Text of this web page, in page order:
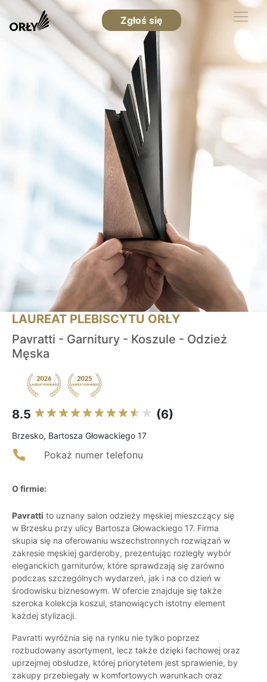
Zgłoś się
LAUREAT PLEBISCYTU ORŁY
Pavratti - Garnitury - Koszule - Odzież
Męska
8.5 (6)
Brzesko, Bartosza Głowackiego 17
Pokaż numer telefonu
O firmie:
Pavratti to uznany salon odzieży męskiej mieszczący się
w Brzesku przy ulicy Bartosza Głowackiego 17. Firma
skupia się na oferowaniu wszechstronnych rozwiązań w
zakresie męskiej garderoby, prezentując rozległy wybór
eleganckich garniturów, które sprawdzają się zarówno
podczas szczególnych wydarzeń, jak i na co dzień w
środowisku biznesowym. W ofercie znajduje się także
szeroka kolekcja koszul, stanowiących istotny element
każdej stylizacji.
Pavratti wyróżnia się na rynku nie tylko poprzez
rozbudowany asortyment, lecz także dzięki fachowej oraz
uprzejmej obsłudze, której priorytetem jest sprawienie, by
zakupy przebiegały w komfortowych warunkach oraz